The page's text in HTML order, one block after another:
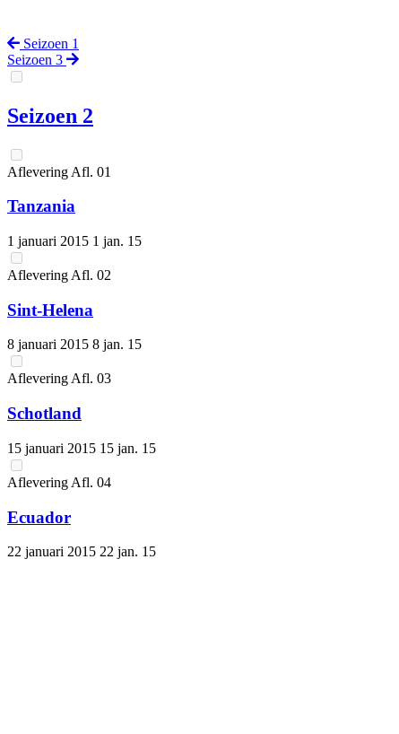
Seizoen 1
Seizoen 3
Seizoen 2
Aflevering Afl. 01
Tanzania
1 januari 2015 1 jan. 15
Aflevering Afl. 02
Sint-Helena
8 januari 2015 8 jan. 15
Aflevering Afl. 03
Schotland
15 januari 2015 15 jan. 15
Aflevering Afl. 04
Ecuador
22 januari 2015 22 jan. 15